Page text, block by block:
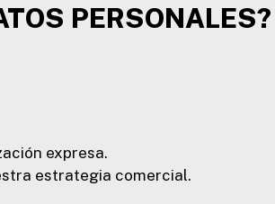
PERSONALES?
expresa.
estrategia comercial.